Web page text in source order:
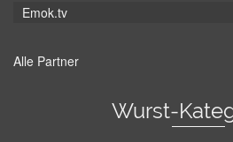
Emok.tv
Alle Partner
Wurst-